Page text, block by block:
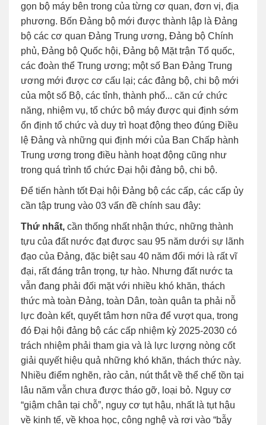
gọn bộ máy bên trong của từng cơ quan, đơn vị, địa
phương. Bốn Đảng bộ mới được thành lập là Đảng
bộ các cơ quan Đảng Trung ương, Đảng bộ Chính
phủ, Đảng bộ Quốc hội, Đảng bộ Mặt trận Tổ quốc,
các đoàn thể Trung ương; một số Ban Đảng Trung
ương mới được cơ cấu lại; các đảng bộ, chi bộ mới
của một số Bộ, các tỉnh, thành phố... căn cứ chức
năng, nhiệm vụ, tổ chức bộ máy được qui định sớm
ổn định tổ chức và duy trì hoạt động theo đúng Điều
lệ Đảng và những qui định mới của Ban Chấp hành
Trung ương trong điều hành hoạt động cũng như
trong quá trình tổ chức Đại hội đảng bộ, chi bộ.
Để tiến hành tốt Đại hội Đảng bộ các cấp, các cấp ủy
cần tập trung vào 03 vấn đề chính sau đây:
Thứ nhất, cần thống nhất nhận thức, những thành
tựu của đất nước đạt được sau 95 năm dưới sự lãnh
đạo của Đảng, đặc biệt sau 40 năm đổi mới là rất vĩ
đại, rất đáng trân trọng, tự hào. Nhưng đất nước ta
vẫn đang phải đối mặt với nhiều khó khăn, thách
thức mà toàn Đảng, toàn Dân, toàn quân ta phải nỗ
lực đoàn kết, quyết tâm hơn nữa để vượt qua, trong
đó Đại hội đảng bộ các cấp nhiệm kỳ 2025-2030 có
trách nhiệm phải tham gia và là lực lượng nòng cốt
giải quyết hiệu quả những khó khăn, thách thức này.
Nhiều điểm nghẽn, rào cản, nút thắt về thể chế tồn tại
lâu năm vẫn chưa được tháo gỡ, loại bỏ. Nguy cơ
“giậm chân tại chỗ”, nguy cơ tụt hậu, nhất là tụt hậu
về kinh tế, về khoa học, công nghệ và rơi vào “bẫy